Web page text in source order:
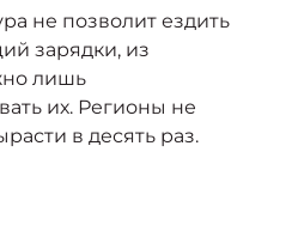
не позволит ездить
зарядки, из
лишь
их. Регионы не
в десять раз.